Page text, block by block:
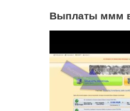
Выплаты ммм